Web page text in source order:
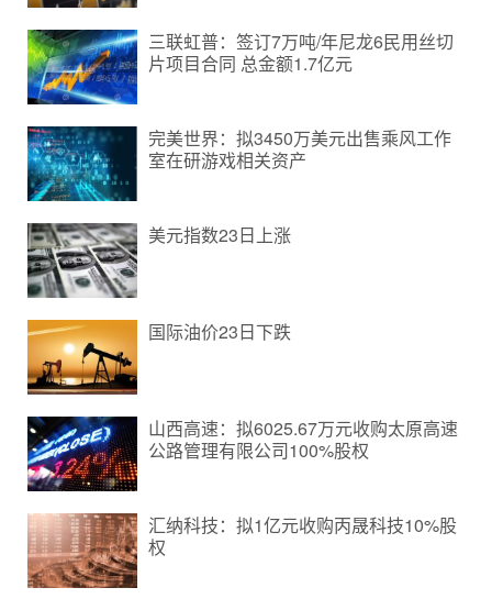
三联虹普：签订7万吨/年尼龙6民用丝切
片项目合同 总金额1.7亿元
完美世界：拟3450万美元出售乘风工作
室在研游戏相关资产
美元指数23日上涨
国际油价23日下跌
山西高速：拟6025.67万元收购太原高速
公路管理有限公司100%股权
汇纳科技：拟1亿元收购丙晟科技10%股
权